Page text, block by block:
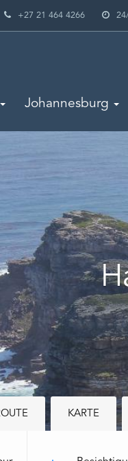
+27 21 464 4266
Johannesburg
KARTE